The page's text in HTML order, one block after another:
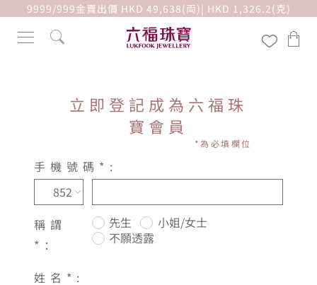
9999/999金賣出價 HKD 49,638(両)| HKD 1,326.2(克)
立即登記成為六福珠
寶會員
*為必填欄位
手機號碼*:
852
稱謂
*：
先生
小姐/女士
不願透露
姓名*: